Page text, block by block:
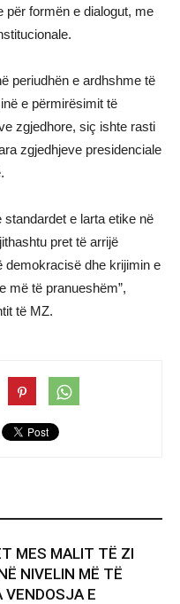
për formën e dialogut, me
periudhën e ardhshme të
e përmirësimit të
zgjedhore, siç ishte rasti
zgjedhjeve presidenciale
standardet e larta etike në
pret të arrijë
demokracisë dhe krijimin e
më të pranueshëm”,
të MZ.
MES MALIT TË ZI
NIVELIN MË TË
VENDOSJA E